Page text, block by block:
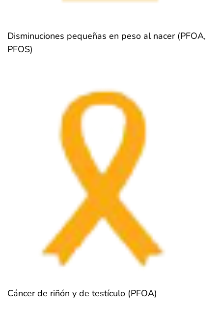
Disminuciones pequeñas en peso al nacer (PFOA,
PFOS)
Cáncer de riñón y de testículo (PFOA)